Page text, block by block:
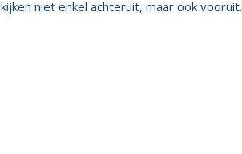
kijken niet enkel achteruit, maar ook vooruit.